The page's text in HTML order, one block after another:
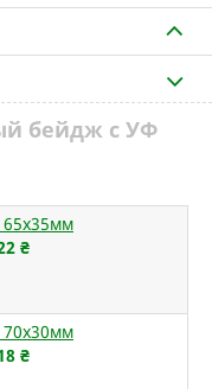
бейдж с УФ
₴
₴